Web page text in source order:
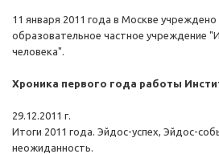
11 января 2011 года в Москве
образовательное частное учреждение
человека".
Хроника первого года работы
29.12.2011 г.
Итоги 2011 года. Эйдос-успех, Эйдос-
неожиданность.